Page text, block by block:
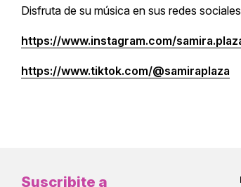
Disfruta de su música en sus redes
https://www.instagram.com/
https://www.tiktok.com/@samiraplaza
Suscribite a